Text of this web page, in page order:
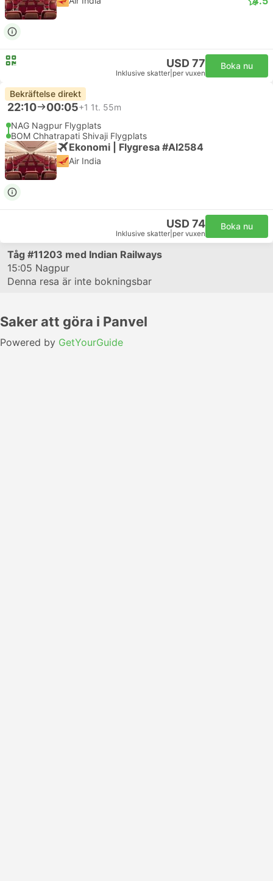
USD 77
Inklusive skatter per vuxen
Boka nu
Bekräftelse direkt
22:10 00:05+1 1t. 55m
NAG Nagpur Flygplats
BOM Chhatrapati Shivaji Flygplats
Ekonomi | Flygresa #AI2584
Air India
USD 74
Inklusive skatter per vuxen
Boka nu
Tåg #11203 med Indian Railways
15:05 Nagpur
Denna resa är inte bokningsbar
Saker att göra i Panvel
Powered by GetYourGuide